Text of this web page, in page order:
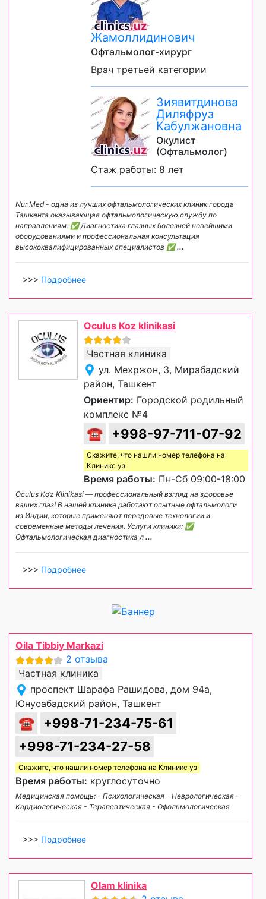
Жамоллидинович
Офтальмолог-хирург
Врач третьей категории
Зиявитдинова
Диляфруз
Кабулжановна
Окулист
(Офтальмолог)
Стаж работы: 8 лет
Nur Med - одна из лучших офтальмологических клиник города
Ташкента оказывающая офтальмологическую службу по
направлениям: ✅ Диагностика глазных болезней новейшими
оборудованиями и профессиональная консультация
высококвалифицированных специалистов ✅...
>>> Подробнее
Oculus Koz klinikasi
Частная клиника
ул. Мехржон, 3, Мирабадский
район, Ташкент
Ориентир: Городской родильный
комплекс №4
☎ +998-97-711-07-92
Скажите, что нашли номер телефона на
Клиникс уз
Время работы: Пн-Сб 09:00-18:00
Oculus Ko‘z Klinikasi — профессиональный взгляд на здоровье
ваших глаз! В нашей клинике работают опытные офтальмологи
из Индии, которые применяют передовые технологии и
современные методы лечения. Услуги клиники: ✅
Офтальмологическая диагностика л ...
>>> Подробнее
Oila Tibbiy Markazi
2 отзыва
Частная клиника
проспект Шарафа Рашидова, дом 94а,
Юнусабадский район, Ташкент
☎
+998-71-234-75-61
+998-71-234-27-58
Скажите, что нашли номер телефона на Клиникс уз
Время работы: круглосуточно
Медицинская помощь: - Психологическая - Неврологическая -
Кардиологическая - Терапевтическая - Офольмологическая
>>> Подробнее
Olam klinika